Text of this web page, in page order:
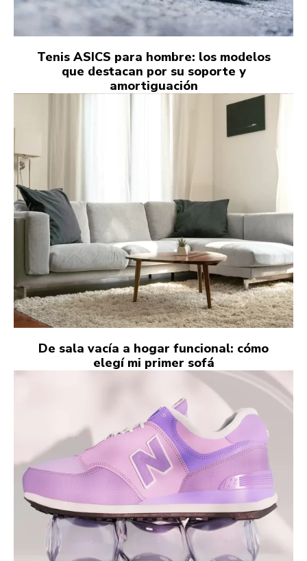
Tenis ASICS para hombre: los modelos
que destacan por su soporte y
amortiguación
De sala vacía a hogar funcional: cómo
elegí mi primer sofá